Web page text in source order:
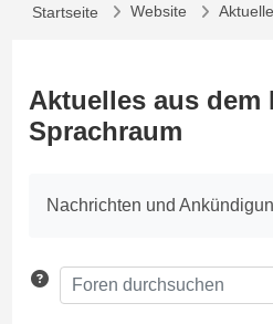
Startseite Website
Aktuelles aus dem
Sprachraum
Nachrichten und
Foren durchsuchen